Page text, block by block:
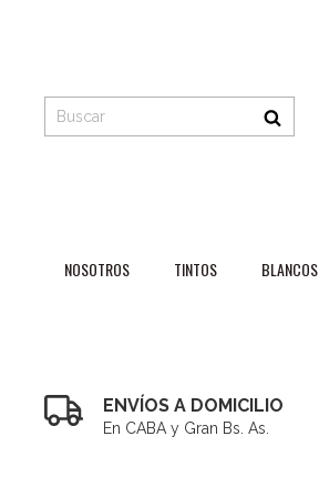
NOSOTROS TINTOS BLANCOS
ENVÍOS A DOMICILIO
En CABA y Gran Bs. As.